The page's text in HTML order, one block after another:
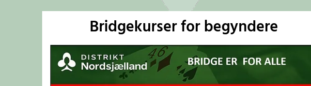
Bridgekurser for begyndere